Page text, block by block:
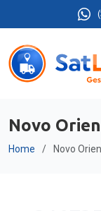
Novo
Home Novo